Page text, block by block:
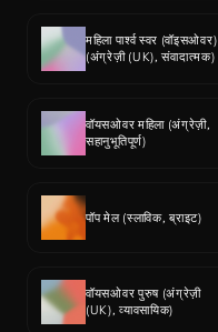
महिला पार्श्व स्वर (वॉइसओवर)
(अंग्रेज़ी (UK), संवादात्मक)
वॉयसओवर महिला (अंग्रेज़ी,
सहानुभूतिपूर्ण)
पॉप मेल (स्लाविक, ब्राइट)
वॉयसओवर पुरुष (अंग्रेज़ी
(UK), व्यावसायिक)